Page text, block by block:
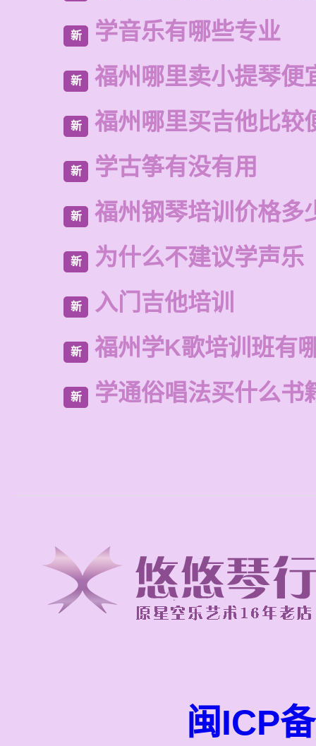
新 学音乐有哪些专业
新 福州哪里卖小提琴便
新 福州哪里买吉他比较
新 学古筝有没有用
新 福州钢琴培训价格多
新 为什么不建议学声乐
新 入门吉他培训
新 福州学K歌培训班有
新 学通俗唱法买什么书
闽ICP